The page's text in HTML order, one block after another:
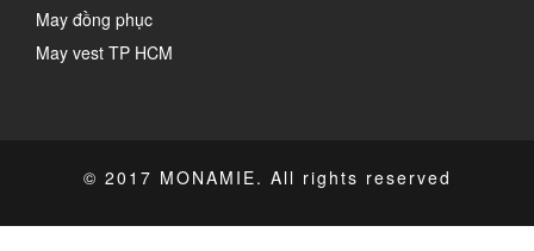
May đồng phục
May vest TP HCM
© 2017 MONAMIE. All rights reserved